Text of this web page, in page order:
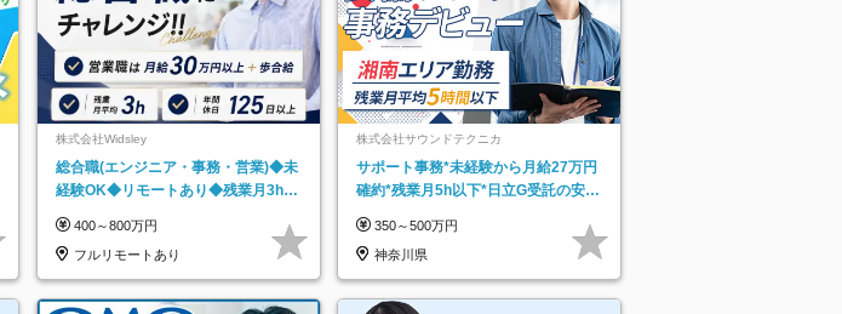
株式会社Widsley
総合職(エンジニア・事務・営業)◆未
経験OK◆リモートあり◆残業月3h◆
400～800万円
フルリモートあり
株式会社サウンドテクニカ
サポート事務*未経験から月給27万円
確約*残業月5h以下*日立G受託の安定
350～500万円
神奈川県